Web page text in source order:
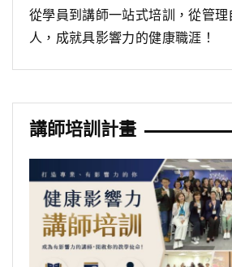
從學員到講師一站式培訓，從管理
人，成就具影響力的健康職涯！
講師培訓計畫